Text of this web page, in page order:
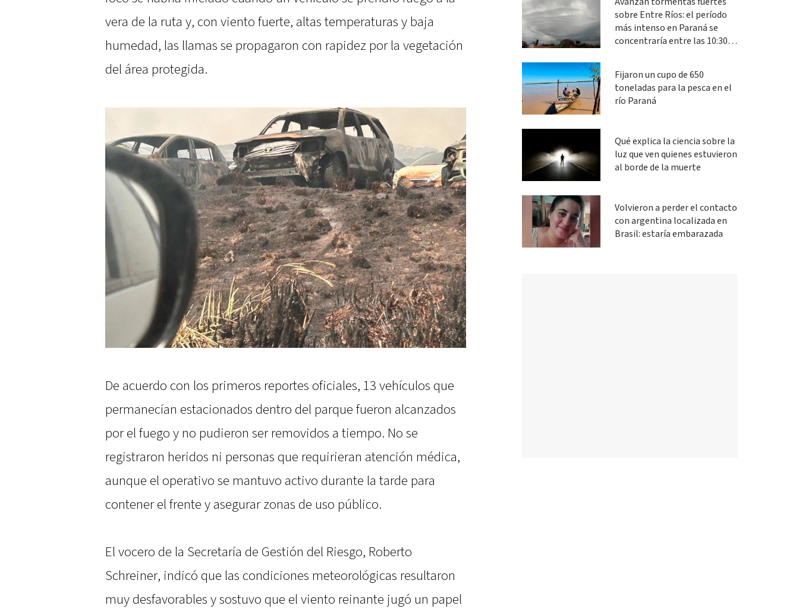
vera de la ruta y, con viento fuerte, altas temperaturas y baja
humedad, las llamas se propagaron con rapidez por la vegetación
del área protegida.
De acuerdo con los primeros reportes oficiales, 13 vehículos que
permanecían estacionados dentro del parque fueron alcanzados
por el fuego y no pudieron ser removidos a tiempo. No se
registraron heridos ni personas que requirieran atención médica,
aunque el operativo se mantuvo activo durante la tarde para
contener el frente y asegurar zonas de uso público.
El vocero de la Secretaría de Gestión del Riesgo, Roberto
Schreiner, indicó que las condiciones meteorológicas resultaron
muy desfavorables y sostuvo que el viento reinante jugó un papel
sobre Entre Ríos: el período
más intenso en Paraná se
concentraría entre las 10:30 y
Fijaron un cupo de 650
toneladas para la pesca en el
río Paraná
Qué explica la ciencia sobre la
luz que ven quienes estuvieron
al borde de la muerte
Volvieron a perder el contacto
con argentina localizada en
Brasil: estaría embarazada